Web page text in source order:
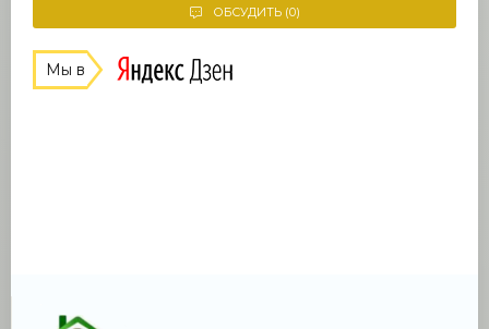
ОБСУДИТЬ (0)
Мы в